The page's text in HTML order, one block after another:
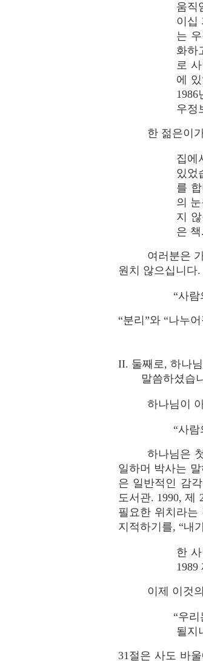
움직
이십
는
화하
로
에
우정
한 젊은이
집에
있었
를
의
지
은
여러분은
원치 않으십니다
“사
“분리”와 “나누
II. 둘째로, 하나
말씀하셨습
하나님이
“사
하나님은
일하머 박사는
은 일반적인 감
도서관. 1990, 제
필요한 위치라는
지적하기를, “내
한
1989
이제 이것
“우
될지
31절은 사도 바